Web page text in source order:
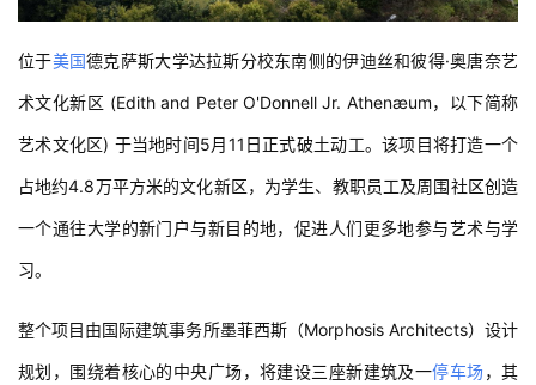
位于美国德克萨斯大学达拉斯分校东南侧的伊迪丝和彼得·奥唐奈艺
术文化新区 (Edith and Peter O'Donnell Jr. Athenæum，以下简称
艺术文化区) 于当地时间5月11日正式破土动工。该项目将打造一个
占地约4.8万平方米的文化新区，为学生、教职员工及周围社区创造
一个通往大学的新门户与新目的地，促进人们更多地参与艺术与学
习。
整个项目由国际建筑事务所墨菲西斯（Morphosis Architects）设计
规划，围绕着核心的中央广场，将建设三座新建筑及一停车场，其